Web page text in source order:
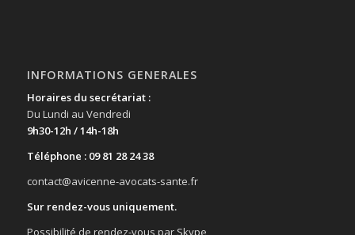
INFORMATIONS GENERALES
Horaires du secrétariat :
Du Lundi au Vendredi
9h30-12h / 14h-18h
Téléphone : 09 81 28 24 38
contact@avicenne-avocats-sante.fr
Sur rendez-vous uniquement.